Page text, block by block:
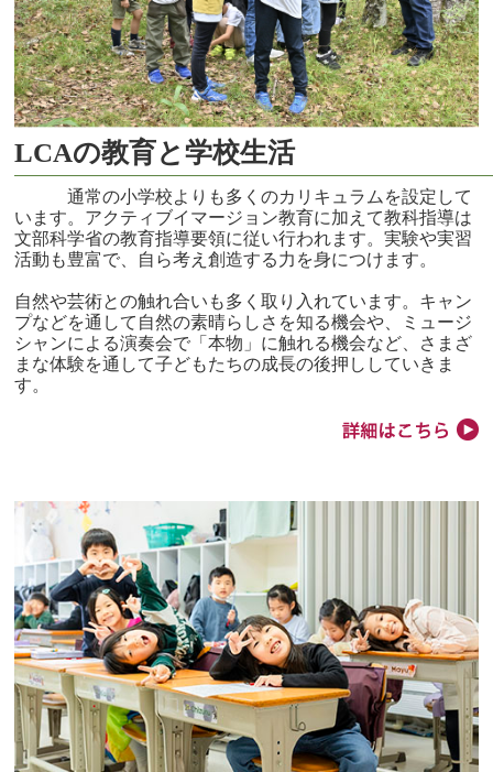
LCAの教育と学校生活
通常の小学校よりも多くのカリキュラムを設定して
います。アクティブイマージョン教育に加えて教科指導は
文部科学省の教育指導要領に従い行われます。実験や実習
活動も豊富で、自ら考え創造する力を身につけます。
自然や芸術との触れ合いも多く取り入れています。キャン
プなどを通して自然の素晴らしさを知る機会や、ミュージ
シャンによる演奏会で「本物」に触れる機会など、さまざ
まな体験を通して子どもたちの成長の後押ししていきま
す。